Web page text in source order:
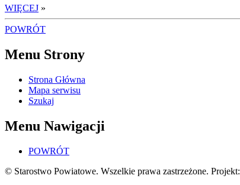
WIĘCEJ »
POWRÓT
Menu Strony
Strona Główna
Mapa serwisu
Szukaj
Menu Nawigacji
POWRÓT
© Starostwo Powiatowe. Wszelkie prawa zastrzeżone. Projekt: